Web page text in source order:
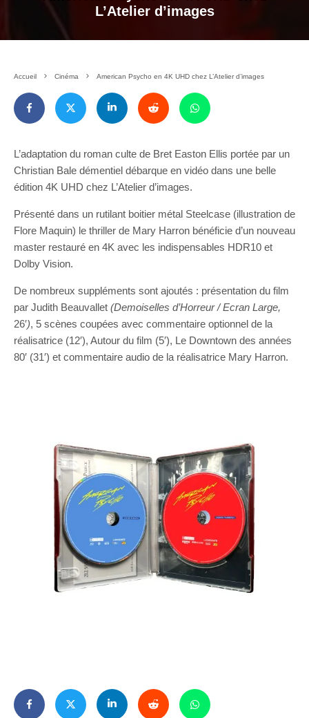
L’Atelier d’images
Accueil Cinéma American Psycho en 4K UHD chez L’Atelier d’images
L’adaptation du roman culte de Bret Easton Ellis portée par un
Christian Bale démentiel débarque en vidéo dans une belle
édition 4K UHD chez L’Atelier d’images.
Présenté dans un rutilant boitier métal Steelcase (illustration de
Flore Maquin) le thriller de Mary Harron bénéficie d’un nouveau
master restauré en 4K avec les indispensables HDR10 et
Dolby Vision.
De nombreux suppléments sont ajoutés : présentation du film
par Judith Beauvallet (Demoiselles d’Horreur / Ecran Large,
26′), 5 scènes coupées avec commentaire optionnel de la
réalisatrice (12′), Autour du film (5′), Le Downtown des années
80′ (31′) et commentaire audio de la réalisatrice Mary Harron.